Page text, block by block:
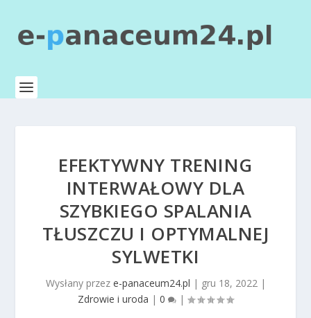
EFEKTYWNY TRENING
INTERWAŁOWY DLA
SZYBKIEGO SPALANIA
TŁUSZCZU I OPTYMALNEJ
SYLWETKI
Wysłany przez e-panaceum24.pl | gru 18, 2022|
Zdrowie i uroda | 0 |